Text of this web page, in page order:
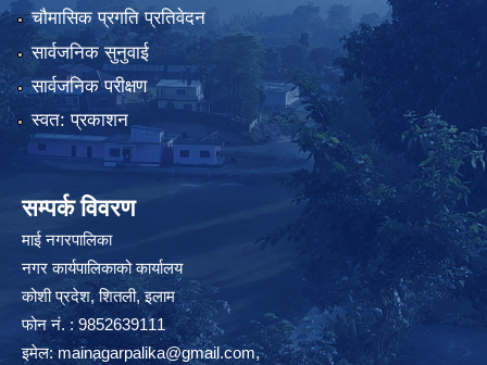
चौमासिक प्रगति प्रतिवेदन
सार्वजनिक सुनुवाई
सार्वजनिक परीक्षण
स्वत: प्रकाशन
सम्पर्क विवरण
माई नगरपालिका
नगर कार्यपालिकाको कार्यालय
कोशी प्रदेश, शितली, इलाम
फोन नं. : 9852639111
इमेल:mainagarpalika@gmail.com,